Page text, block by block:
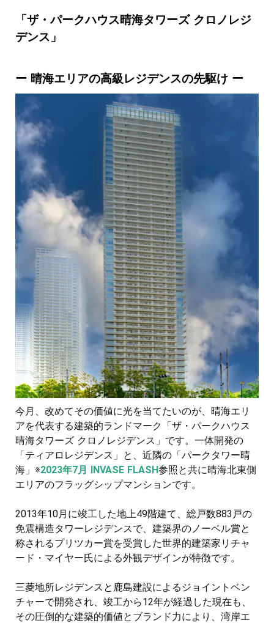
「ザ・パークハウス晴海タワーズ クロノレジ
デンス」
ー 晴海エリアの高級レジデンスの先駆け ー
今月、改めてその価値に光を当てたいのが、晴海エリ
アを代表する建築的ランドマーク「ザ・パークハウス
晴海タワーズ クロノレジデンス」です。一体開発の
「ティアロレジデンス」と、近隣の「パークタワー晴
海」※2023年7月 INVASE FLASH参照と共に晴海北東側
エリアのフラッグシップマンションです。
2013年10月に竣工した地上49階建て、総戸数883戸の
免震構造タワーレジデンスで、建築界のノーベル賞と
称されるプリツカー賞を受賞した世界的建築家リチャ
ード・マイヤー氏による外観デザインが特徴です。
三菱地所レジデンスと鹿島建設によるジョイントベン
チャーで開発され、竣工から12年が経過した現在も、
その圧倒的な建築的価値とブランド力により、湾岸エ